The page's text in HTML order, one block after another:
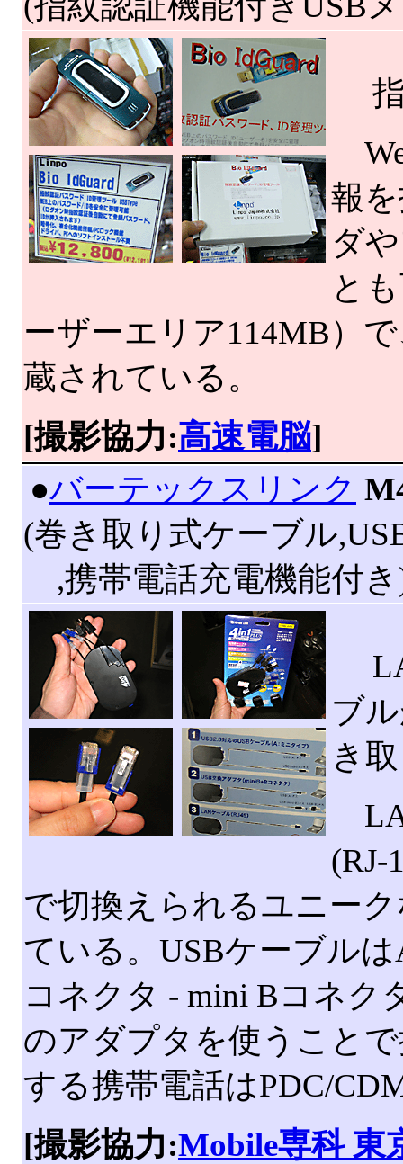
指
報
ダ
と
ーザーエリア114MB）
蔵されている。
[撮影協力:高速電脳]
●バーテックスリンク
(巻き取り式ケーブル
,携帯電話充電機能付
ブ
き
(RJ-
で切換えられるユニー
ている。USBケーブル
コネクタ - mini Bコネク
のアダプタを使うこと
する携帯電話はPDC/
[撮影協力:Mobile専科 東